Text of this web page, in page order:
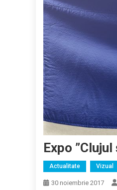
Expo
Actualitate Vizual
30 noiembrie 2017